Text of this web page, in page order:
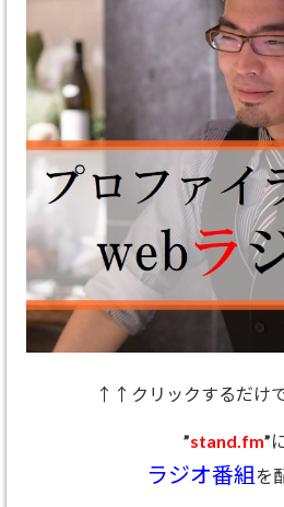
↑↑クリックするだけ
”stand.fm”
ラジオ番組を